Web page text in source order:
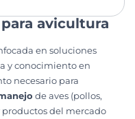
avicultura
en soluciones
y conocimiento en
necesario para
de aves (pollos,
productos del mercado